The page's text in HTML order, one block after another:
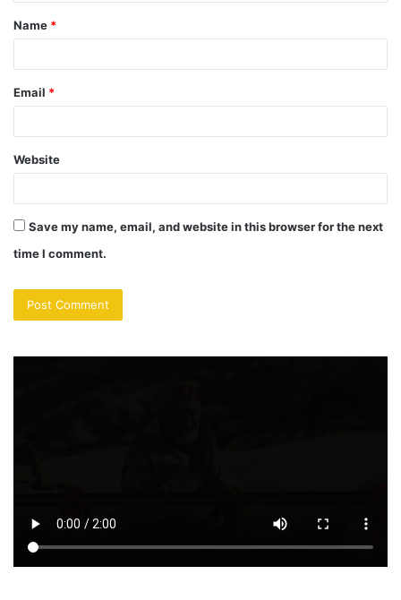
*
Name *
Email *
Website
Save my name, email, and website in this browser for the next
time I comment.